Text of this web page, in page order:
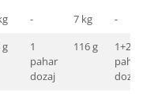
- 7 kg
-
g
1
pahar
dozaj
116 g
1+2/8
pahar
dozaj